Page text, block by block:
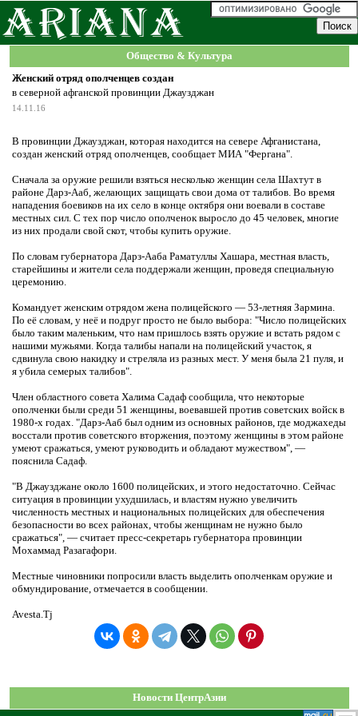
Общество & Культура
Женский отряд ополченцев создан
в северной афганской провинции Джаузджан
14.11.16
В провинции Джаузджан, которая находится на севере Афганистана,
создан женский отряд ополченцев, сообщает МИА "Фергана".
Сначала за оружие решили взяться несколько женщин села Шахтут в
районе Дарз-Ааб, желающих защищать свои дома от талибов. Во время
нападения боевиков на их село в конце октября они воевали в составе
местных сил. С тех пор число ополченок выросло до 45 человек, многие
из них продали свой скот, чтобы купить оружие.
По словам губернатора Дарз-Ааба Раматуллы Хашара, местная власть,
старейшины и жители села поддержали женщин, проведя специальную
церемонию.
Командует женским отрядом жена полицейского — 53-летняя Зармина.
По её словам, у неё и подруг просто не было выбора: "Число полицейских
было таким маленьким, что нам пришлось взять оружие и встать рядом с
нашими мужьями. Когда талибы напали на полицейский участок, я
сдвинула свою накидку и стреляла из разных мест. У меня была 21 пуля, и
я убила семерых талибов".
Член областного совета Халима Садаф сообщила, что некоторые
ополченки были среди 51 женщины, воевавшей против советских войск в
1980-х годах. "Дарз-Ааб был одним из основных районов, где моджахеды
восстали против советского вторжения, поэтому женщины в этом районе
умеют сражаться, умеют руководить и обладают мужеством", —
пояснила Садаф.
"В Джаузджане около 1600 полицейских, и этого недостаточно. Сейчас
ситуация в провинции ухудшилась, и властям нужно увеличить
численность местных и национальных полицейских для обеспечения
безопасности во всех районах, чтобы женщинам не нужно было
сражаться", — считает пресс-секретарь губернатора провинции
Мохаммад Разагафори.
Местные чиновники попросили власть выделить ополченкам оружие и
обмундирование, отмечается в сообщении.
Avesta.Tj
Новости ЦентрАзии